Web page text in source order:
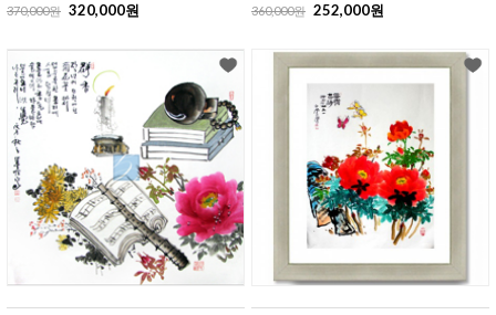
370,000원 320,000원
360,000원 252,000원